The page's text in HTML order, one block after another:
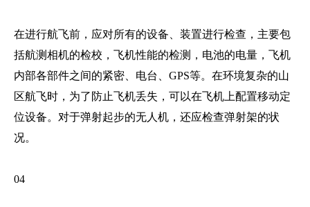
在进行航飞前，应对所有的设备、装置进行检查，主要包
括航测相机的检校，飞机性能的检测，电池的电量，飞机
内部各部件之间的紧密、电台、GPS等。在环境复杂的山
区航飞时，为了防止飞机丢失，可以在飞机上配置移动定
位设备。对于弹射起步的无人机，还应检查弹射架的状
况。
04